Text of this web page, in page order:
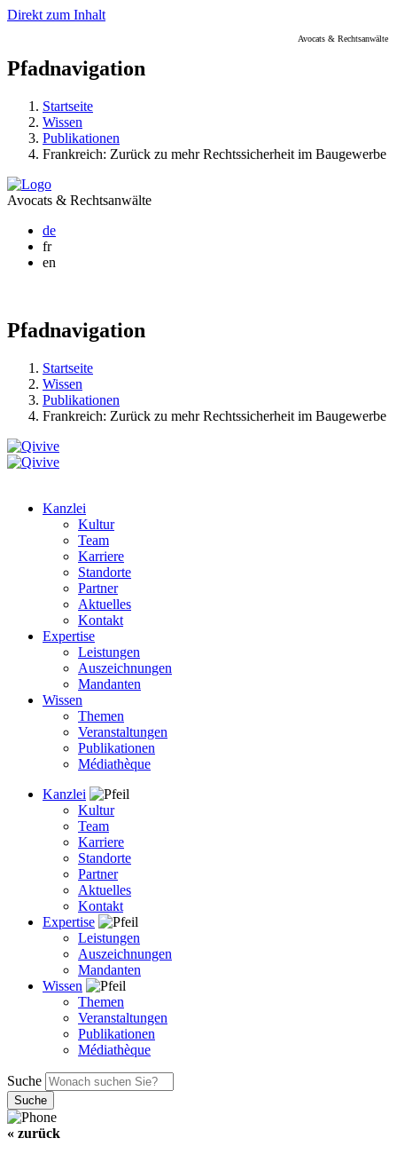
Direkt zum Inhalt
Avocats & Rechtsanwälte
Pfadnavigation
Startseite
Wissen
Publikationen
Frankreich: Zurück zu mehr Rechtssicherheit im Baugewerbe
Avocats & Rechtsanwälte
de
fr
en
Pfadnavigation
Startseite
Wissen
Publikationen
Frankreich: Zurück zu mehr Rechtssicherheit im Baugewerbe
Kanzlei
Kultur
Team
Karriere
Standorte
Partner
Aktuelles
Kontakt
Expertise
Leistungen
Auszeichnungen
Mandanten
Wissen
Themen
Veranstaltungen
Publikationen
Médiathèque
Kanzlei
Kultur
Team
Karriere
Standorte
Partner
Aktuelles
Kontakt
Expertise
Leistungen
Auszeichnungen
Mandanten
Wissen
Themen
Veranstaltungen
Publikationen
Médiathèque
Suche
« zurück